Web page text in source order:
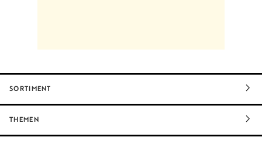
SORTIMENT
THEMEN